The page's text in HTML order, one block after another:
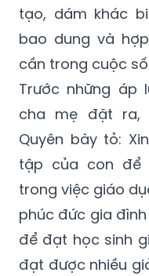
tạo, dám khác
bao dung và
cần trong cuộc
Trước những áp
cha mẹ đặt ra,
Quyên bày tỏ:
tập của con để
trong việc giáo
phúc đức gia
để đạt học sinh
đạt được nhiều